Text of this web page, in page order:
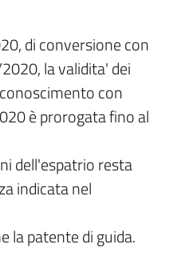
di conversione con
la validita' dei
con
è prorogata fino al
dell'espatrio resta
indicata nel
la patente di guida.